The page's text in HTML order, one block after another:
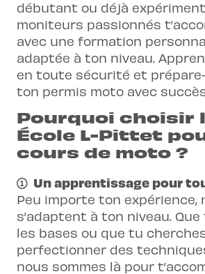
Avoir un permis d'élève A
Etre capable de se
véhicule
Suivre les 3 cours
même permis d'élève
validité)
Ne pas suivre 2 cours le
Avoir un équipement
gants, casque,
Avoir un véhicule en bon
gonflés et pas usés,
freins en ordre )
Au programme
moniteur de travailler
en particulier
Avec oreillette
Outils pédagogiques pour
permis
l'examen
Au programme
Simulation d'examen : on
les mêmes choses et on
back en fin de cours
Parcours lent et sur route
Avec oreillette
Outils pédagogiques pour
permis
débutant ou déjà
moniteurs passionnés
avec une formation
adaptée à ton niveau.
en toute sécurité et
ton permis moto avec
Pourquoi choisir
École L-Pittet
cours de moto ?
Un apprentissage pour
Peu importe ton expérience,
s’adaptent à ton niveau.
les bases ou que tu
perfectionner des
nous sommes là pour